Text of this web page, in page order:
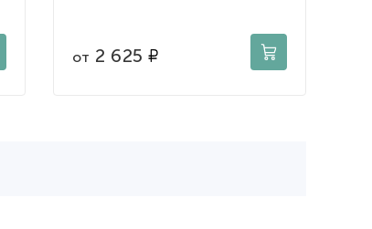
от 2 625